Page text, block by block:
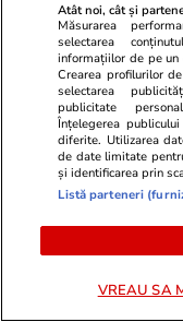
supremă”,
un preț care
2026
Știri România
Ploi torențiale
pentru
Atât noi, cât și
Măsurarea
selectarea
informațiilor de pe un
Crearea profilurilor
selectarea
publicitate
Înțelegerea
diferite. Utilizarea
de date limitate
și identificarea prin
Listă parteneri
VREAU SA